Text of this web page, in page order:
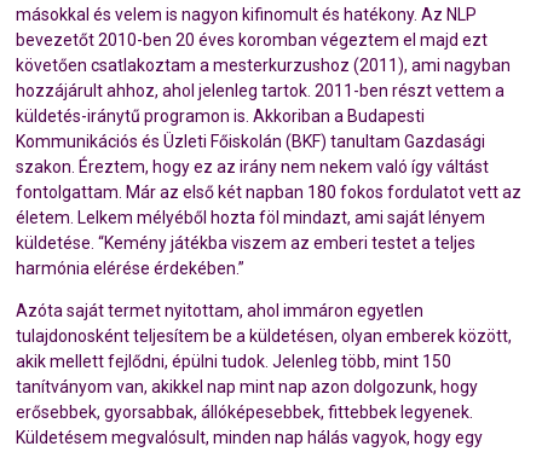
másokkal és velem is nagyon kifinomult és hatékony. Az NLP
bevezetőt 2010-ben 20 éves koromban végeztem el majd ezt
követően csatlakoztam a mesterkurzushoz (2011), ami nagyban
hozzájárult ahhoz, ahol jelenleg tartok. 2011-ben részt vettem a
küldetés-iránytű programon is. Akkoriban a Budapesti
Kommunikációs és Üzleti Főiskolán (BKF) tanultam Gazdasági
szakon. Éreztem, hogy ez az irány nem nekem való így váltást
fontolgattam. Már az első két napban 180 fokos fordulatot vett az
életem. Lelkem mélyéből hozta föl mindazt, ami saját lényem
küldetése. “Kemény játékba viszem az emberi testet a teljes
harmónia elérése érdekében.”
Azóta saját termet nyitottam, ahol immáron egyetlen
tulajdonosként teljesítem be a küldetésen, olyan emberek között,
akik mellett fejlődni, épülni tudok. Jelenleg több, mint 150
tanítványom van, akikkel nap mint nap azon dolgozunk, hogy
erősebbek, gyorsabbak, állóképesebbek, fittebbek legyenek.
Küldetésem megvalósult, minden nap hálás vagyok, hogy egy